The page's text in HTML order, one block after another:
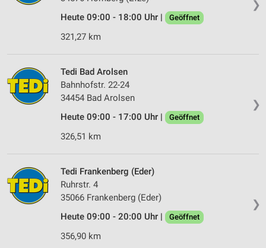
❯
Heute 09:00 - 18:00 Uhr |
Geöffnet
321,27 km
❯
Tedi Bad Arolsen
Bahnhofstr. 22-24
34454 Bad Arolsen
Heute 09:00 - 17:00 Uhr |
Geöffnet
326,51 km
❯
Tedi Frankenberg (Eder)
Ruhrstr. 4
35066 Frankenberg (Eder)
Heute 09:00 - 20:00 Uhr |
Geöffnet
356,90 km